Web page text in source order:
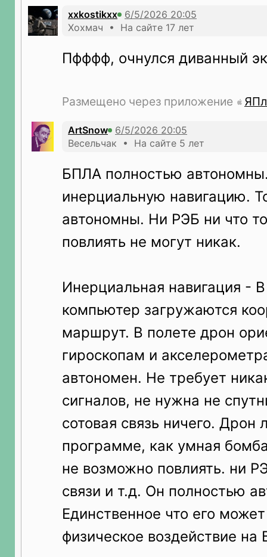
xxkostikxx
Хохмач • На сайте 17 лет
Пфффф, очнулся диванный
Размещено через приложение
ArtSnow
Весельчак • На сайте 5 лет
БПЛА полностью
инерциальную навигацию.
автономны. Ни РЭБ ни что
повлиять не могут никак.
Инерциальная навигация -
компьютер загружаются
маршрут. В полете дрон
гироскопам и
автономен. Не требует
сигналов, не нужна не
сотовая связь ничего. Дрон
программе, как умная
не возможно повлиять. ни
связи и т.д. Он полностью
Единственное что его
физическое воздействие